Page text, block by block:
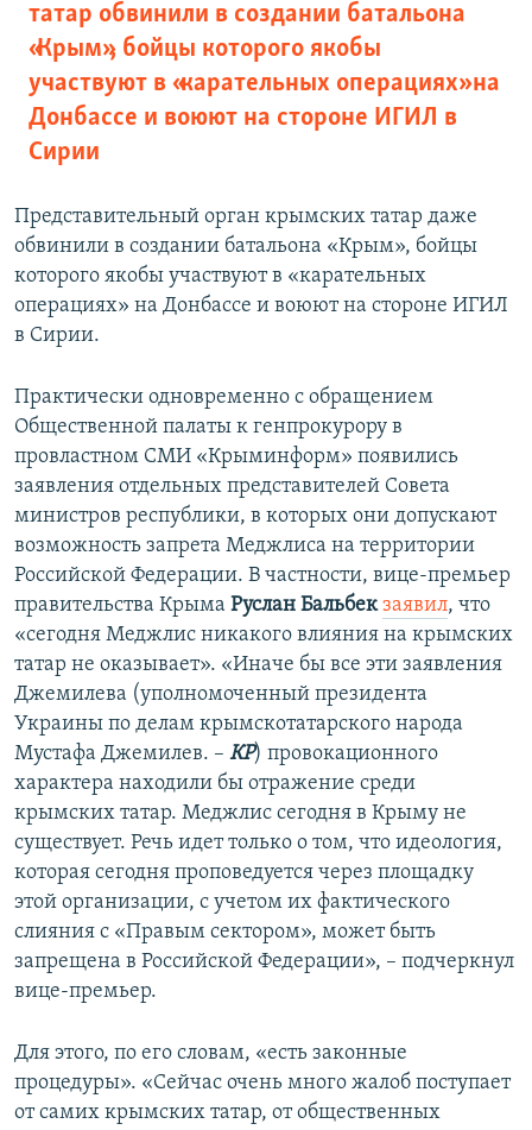
татар обвинили в создании батальона
«Крым», бойцы которого якобы
участвуют в «карательных операциях» на
Донбассе и воюют на стороне ИГИЛ в
Сирии
Представительный орган крымских татар даже
обвинили в создании батальона «Крым», бойцы
которого якобы участвуют в «карательных
операциях» на Донбассе и воюют на стороне ИГИЛ
в Сирии.
Практически одновременно с обращением
Общественной палаты к генпрокурору в
провластном СМИ «Крыминформ» появились
заявления отдельных представителей Совета
министров республики, в которых они допускают
возможность запрета Меджлиса на территории
Российской Федерации. В частности, вице-премьер
правительства Крыма Руслан Бальбек заявил, что
«сегодня Меджлис никакого влияния на крымских
татар не оказывает». «Иначе бы все эти заявления
Джемилева (уполномоченный президента
Украины по делам крымскотатарского народа
Мустафа Джемилев. – КР) провокационного
характера находили бы отражение среди
крымских татар. Меджлис сегодня в Крыму не
существует. Речь идет только о том, что идеология,
которая сегодня проповедуется через площадку
этой организации, с учетом их фактического
слияния с «Правым сектором», может быть
запрещена в Российской Федерации», – подчеркнул
вице-премьер.
Для этого, по его словам, «есть законные
процедуры». «Сейчас очень много жалоб поступает
от самих крымских татар, от общественных